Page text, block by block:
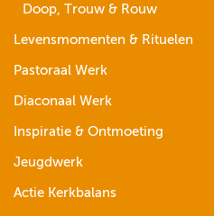
Doop, Trouw & Rouw
Levensmomenten & Rituelen
Pastoraal Werk
Diaconaal Werk
Inspiratie & Ontmoeting
Jeugdwerk
Actie Kerkbalans